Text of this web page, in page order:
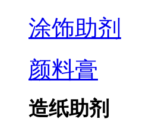
涂饰助剂
颜料膏
造纸助剂